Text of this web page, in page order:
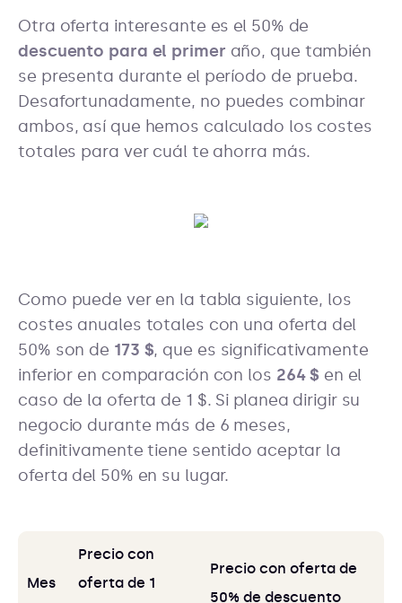
Otra oferta interesante es el 50% de
descuento para el primer año, que también
se presenta durante el período de prueba.
Desafortunadamente, no puedes combinar
ambos, así que hemos calculado los costes
totales para ver cuál te ahorra más.
Como puede ver en la tabla siguiente, los
costes anuales totales con una oferta del
50% son de 173 $, que es significativamente
inferior en comparación con los 264 $ en el
caso de la oferta de 1 $. Si planea dirigir su
negocio durante más de 6 meses,
definitivamente tiene sentido aceptar la
oferta del 50% en su lugar.
Mes
Precio con
oferta de 1
Precio con oferta de
50% de descuento